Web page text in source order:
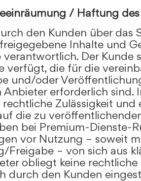
/ Haftung des
den Kunden über das
Inhalte und
verantwortlich. Der Kunde
verfügt, die für die
und/oder
Anbieter erforderlich sind.
rechtliche Zulässigkeit
die zu
bei Premium-Dienste-
vor Nutzung – soweit
Freigabe – von sich aus
obliegt keine
durch den Kunden